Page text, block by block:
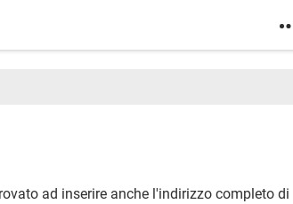
ad inserire anche l'indirizzo completo di